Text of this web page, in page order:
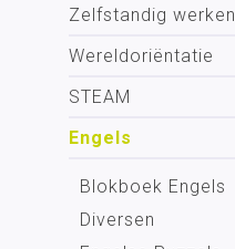
Zelfstandig werken
Wereldoriëntatie
STEAM
Engels
Blokboek Engels
Diversen